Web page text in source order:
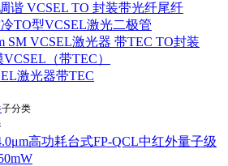
谐 VCSEL TO 封装带光纤尾纤
冷TO型VCSEL激光二极管
SM VCSEL激光器 带TEC TO封装
VCSEL（带TEC）
激光器带TEC
子分类
高功耗台式FP-QCL中红外量子级